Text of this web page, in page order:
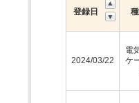
登録日
2024/03/22
電
ケ